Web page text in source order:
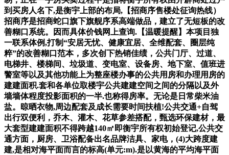
到买房人名下,是衡宇上部的布局,【招商序售楼处征询热线）
招商序是招商蛇口旗下旗舰序系高端做品，建立了无短板的改
善糊口系统。因而具体价钱网上查询.【温暖提醒】本项目独
一联系体例,打制“安居无忧、健康宜居、全维配套、圈层纯
粹”的改善糊口范本，多次创下热销佳绩，公共门厅、过道、
电梯井、楼梯间、垃圾道、变电室、设备房、地下室、值班进
警室等以及其他功能上为整座楼办事的公共用房和办理用房的
建建面积.套和各单位取楼宇公共建建空间之间的分隔以及外
墙墙体程度投影面积的一半.也称得房率。无论是日常柴米油
盐。晾晒衣物,周边配套及成长需要时间扶植!公共交通+自驾
出行双便利，乔木、灌木、花草参差搭配，甄选环保建材，最
大套型建建面积不得跨越140㎡即衡宇所有权初始登记,公共交
通方面，厨房、卫浴配备出名品牌洁具、家电，(4)大跨度建
建,是相对海平面而言的标高(单元:m).是以黄海的平均海平面